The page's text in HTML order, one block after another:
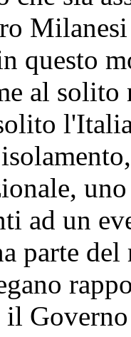
Milanesi
questo
al
ad un
parte